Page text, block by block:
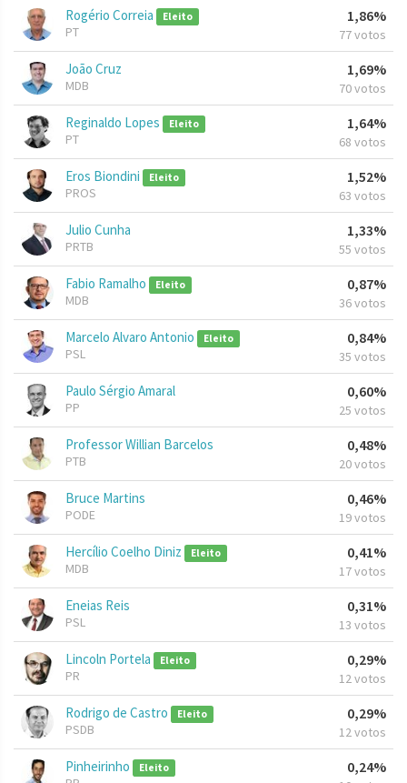
Rogério Correia Eleito
PT
1,86%
77 votos
João Cruz
MDB
1,69%
70 votos
Reginaldo Lopes Eleito
PT
1,64%
68 votos
Eros Biondini Eleito
PROS
1,52%
63 votos
Julio Cunha
PRTB
1,33%
55 votos
Fabio Ramalho Eleito
MDB
0,87%
36 votos
Marcelo Alvaro Antonio Eleito
PSL
0,84%
35 votos
Paulo Sérgio Amaral
PP
0,60%
25 votos
Professor Willian Barcelos
PTB
0,48%
20 votos
Bruce Martins
PODE
0,46%
19 votos
Hercílio Coelho Diniz Eleito
MDB
0,41%
17 votos
Eneias Reis
PSL
0,31%
13 votos
Lincoln Portela Eleito
PR
0,29%
12 votos
Rodrigo de Castro Eleito
PSDB
0,29%
12 votos
Pinheirinho Eleito 0,24%